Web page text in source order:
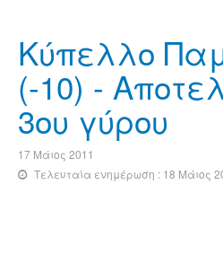
Κύπελλο
(-10) -
3ου γύρου
17 Μάιος 2011
Τελευταία ενημέρωση : 18 Μάιος